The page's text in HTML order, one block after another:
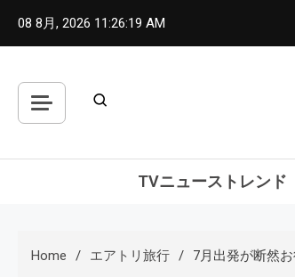
08 8月, 2026 11:26:20 AM
TVニューストレンド
Home エアトリ旅行 7月出発が断然